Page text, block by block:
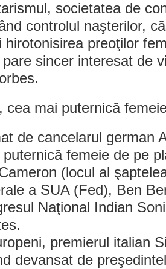
societatea de
controlul naşterilor,
hirotonisirea preoţilor
sincer interesat de
cea mai puternică
de cancelarul german
puternică femeie de pe
(locul al
a SUA (Fed), Ben
Naţional Indian
premierul italian
devansat de